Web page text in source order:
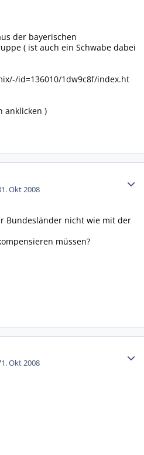
der bayerischen
( ist auch ein Schwabe dabei
id=136010/1dw9c8f/index.ht
anklicken )
1. Okt 2008
Bundesländer nicht wie mit der
müssen?
1. Okt 2008